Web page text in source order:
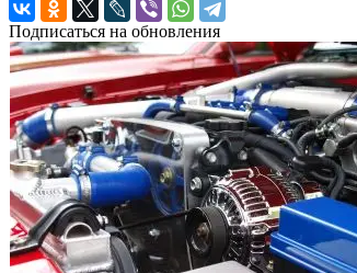
Подписаться на обновления